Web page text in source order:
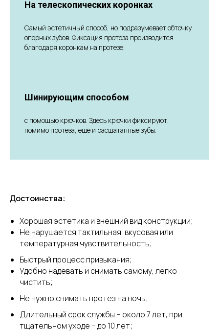
На телескопических коронках
Самый эстетичный способ, но подразумевает обточку
опорных зубов. Фиксация протеза производится
благодаря коронкам на протезе;
Шинирующим способом
с помощью крючков. Здесь крючки фиксируют,
помимо протеза, ещё и расшатанные зубы.
Достоинства:
Хорошая эстетика и внешний вид конструкции;
Не нарушается тактильная, вкусовая или
температурная чувствительность;
Быстрый процесс привыкания;
Удобно надевать и снимать самому, легко
чистить;
Не нужно снимать протез на ночь;
Длительный срок службы – около 7 лет, при
тщательном уходе – до 10 лет;